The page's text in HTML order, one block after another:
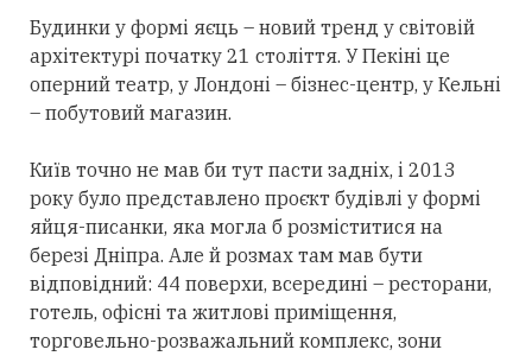
Будинки у формі яєць – новий тренд у світовій
архітектурі початку 21 століття. У Пекіні це
оперний театр, у Лондоні – бізнес-центр, у Кельні
– побутовий магазин.
Київ точно не мав би тут пасти задніх, і 2013
року було представлено проєкт будівлі у формі
яйця-писанки, яка могла б розміститися на
березі Дніпра. Але й розмах там мав бути
відповідний: 44 поверхи, всередині – ресторани,
готель, офісні та житлові приміщення,
торговельно-розважальний комплекс, зони